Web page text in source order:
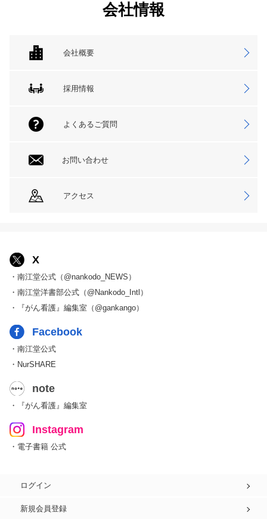
会社情報
会社概要
採用情報
よくあるご質問
お問い合わせ
アクセス
X
・南江堂公式（@nankodo_NEWS）
・南江堂洋書部公式（@Nankodo_Intl）
・『がん看護』編集室（@gankango）
Facebook
・南江堂公式
・NurSHARE
note
・『がん看護』編集室
Instagram
・電子書籍 公式
ログイン
新規会員登録